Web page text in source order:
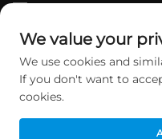
Copyright © 2026 Shenzhen
rettigheder forbeholdes.
We value your
We use cookies and
If you don't want to
cookies.